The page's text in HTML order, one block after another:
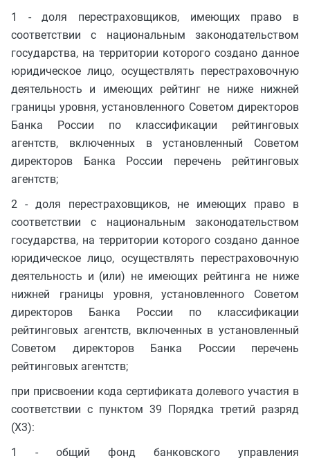
1 - доля перестраховщиков, имеющих право в
соответствии с национальным законодательством
государства, на территории которого создано данное
юридическое лицо, осуществлять перестраховочную
деятельность и имеющих рейтинг не ниже нижней
границы уровня, установленного Советом директоров
Банка России по классификации рейтинговых
агентств, включенных в установленный Советом
директоров Банка России перечень рейтинговых
агентств;
2 - доля перестраховщиков, не имеющих право в
соответствии с национальным законодательством
государства, на территории которого создано данное
юридическое лицо, осуществлять перестраховочную
деятельность и (или) не имеющих рейтинга не ниже
нижней границы уровня, установленного Советом
директоров Банка России по классификации
рейтинговых агентств, включенных в установленный
Советом директоров Банка России перечень
рейтинговых агентств;
при присвоении кода сертификата долевого участия в
соответствии с пунктом 39 Порядка третий разряд
(X3):
1 - общий фонд банковского управления